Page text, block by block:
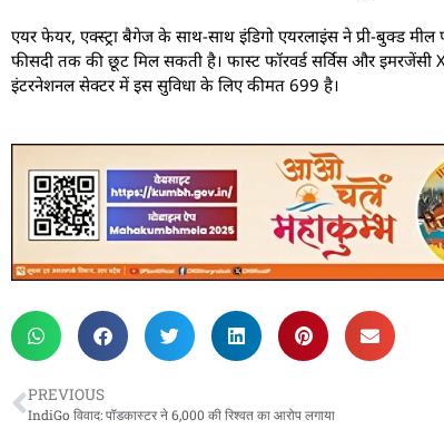
एयर फेयर, एक्‍स्‍ट्रा बैगेज के साथ-साथ इंडिगो एयरलाइंस ने प्री-बुक्‍ड
फीसदी तक की छूट मिल सकती है। फास्ट फॉरवर्ड सर्विस और
इंटरनेशनल सेक्‍टर में इस सुविधा के लिए कीमत 699 है।
PREVIOUS
IndiGo विवाद: पॉडकास्टर ने 6,000 की रिश्वत का आरोप लगाया